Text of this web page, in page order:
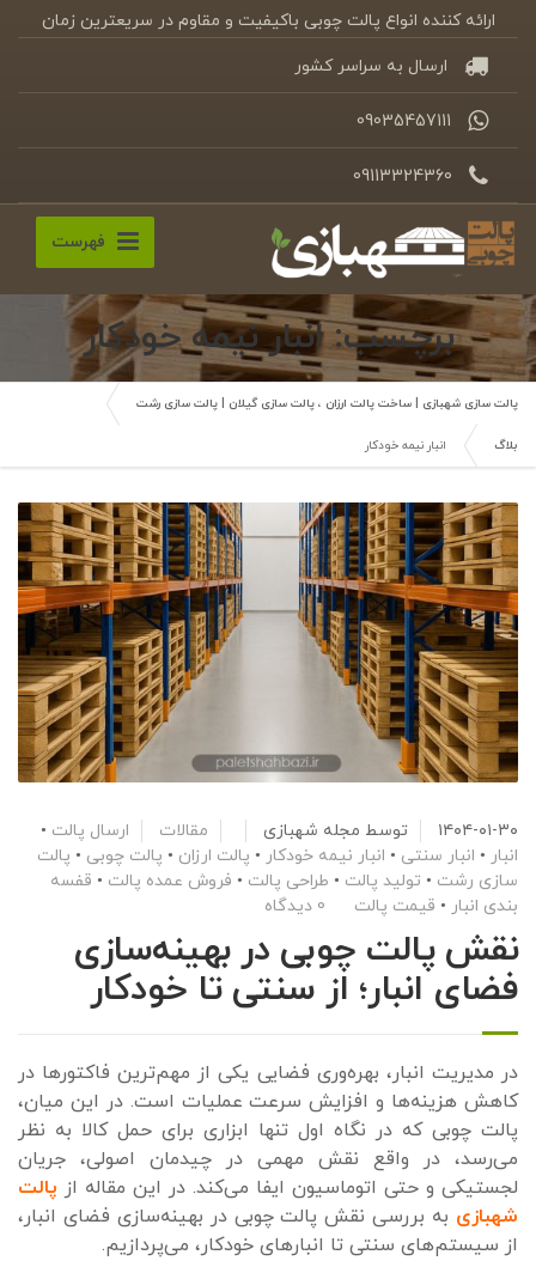
ارائه کننده انواع پالت چوبی باکیفیت و مقاوم در سریعترین زمان
ارسال به سراسر کشور
09035457111
09113324360
فهرست
برچسب: انبار نیمه خودکار
پالت سازی شهبازی | ساخت پالت ارزان ، پالت سازی گیلان | پالت سازی رشت
بلاگ انبار نیمه خودکار
۱۴۰۴-۰۱-۳۰ توسط مجله شهبازی مقالات ارسال پالت •
انبار • انبار سنتی • انبار نیمه خودکار • پالت ارزان • پالت چوبی • پالت
سازی رشت • تولید پالت • طراحی پالت • فروش عمده پالت • قفسه
بندی انبار • قیمت پالت 0 دیدگاه
نقش پالت چوبی در بهینه‌سازی
فضای انبار؛ از سنتی تا خودکار
در مدیریت انبار، بهره‌وری فضایی یکی از مهم‌ترین فاکتورها در
کاهش هزینه‌ها و افزایش سرعت عملیات است. در این میان،
پالت چوبی که در نگاه اول تنها ابزاری برای حمل کالا به نظر
می‌رسد، در واقع نقش مهمی در چیدمان اصولی، جریان
لجستیکی و حتی اتوماسیون ایفا می‌کند. در این مقاله از پالت
شهبازی به بررسی نقش پالت چوبی در بهینه‌سازی فضای انبار،
از سیستم‌های سنتی تا انبارهای خودکار، می‌پردازیم.